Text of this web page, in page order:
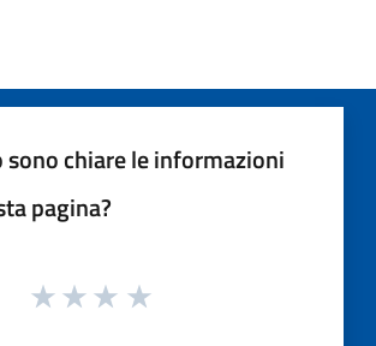
sono chiare le informazioni
pagina?